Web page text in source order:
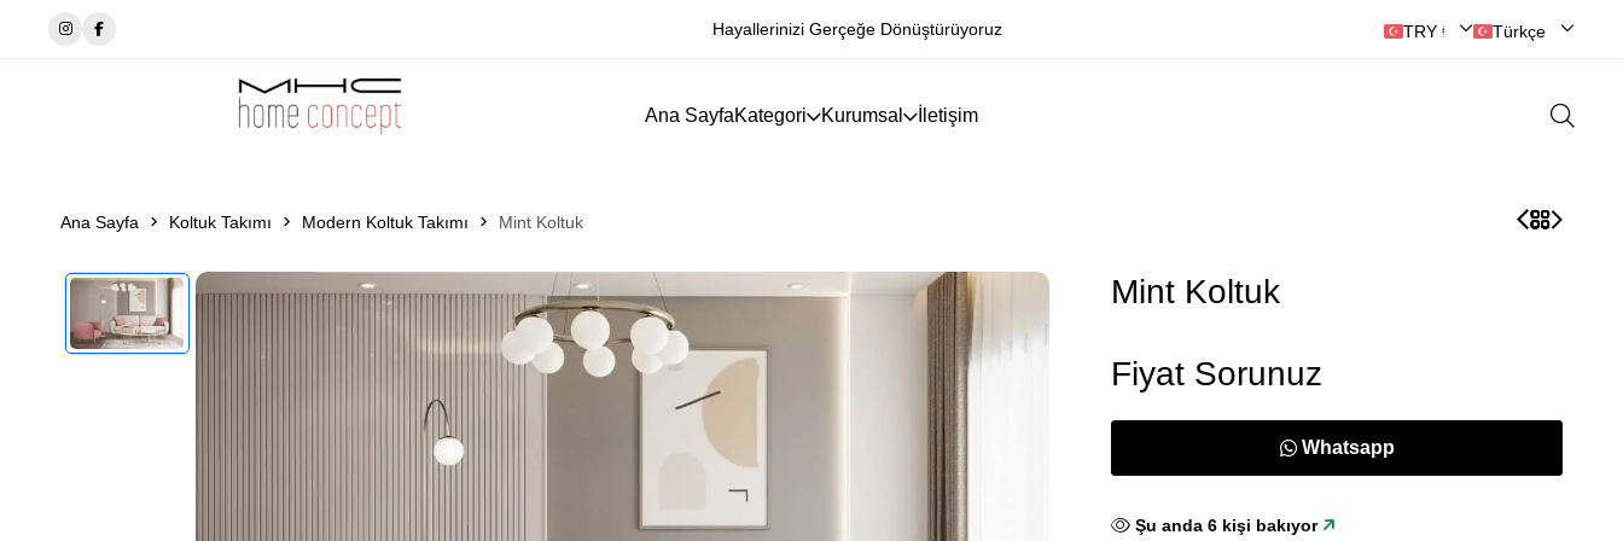
Hayallerinizi Gerçeğe Dönüştürüyoruz TRY ₺ | Türk Lirası
Türkçe
Ana SayfaKategori Kurumsal İletişim
Ana Sayfa Koltuk Takımı Modern Koltuk Takımı Mint Koltuk
Mint Koltuk
Fiyat Sorunuz
Whatsapp
Şu anda6 kişi bakıyor